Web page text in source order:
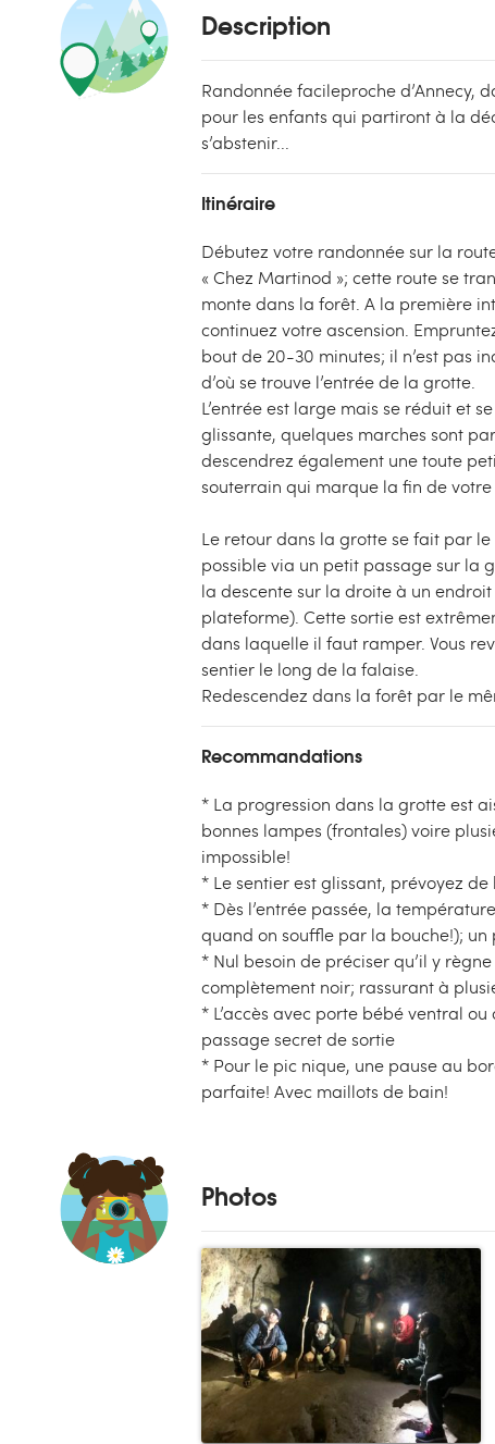
Description
Randonnée facileproche d’Annecy,
pour les enfants qui partiront à la
s’abstenir...
Itinéraire
Débutez votre randonnée sur la
« Chez Martinod »; cette route se
monte dans la forêt. A la première
continuez votre ascension.
bout de 20-30 minutes; il n’est pas
d’où se trouve l’entrée de la grotte.
L’entrée est large mais se réduit et
glissante, quelques marches sont
descendrez également une toute
souterrain qui marque la fin de
Le retour dans la grotte se fait par
possible via un petit passage sur la
la descente sur la droite à un
plateforme). Cette sortie est
dans laquelle il faut ramper. Vous
sentier le long de la falaise.
Redescendez dans la forêt par le
Recommandations
* La progression dans la grotte est
bonnes lampes (frontales) voire
impossible!
* Le sentier est glissant, prévoyez de
* Dès l’entrée passée, la
quand on souffle par la bouche!); un
* Nul besoin de préciser qu’il y
complètement noir; rassurant à
* L’accès avec porte bébé ventral
passage secret de sortie
* Pour le pic nique, une pause au
parfaite! Avec maillots de bain!
Photos